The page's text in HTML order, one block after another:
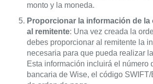
monto y la moneda.
Proporcionar la información de la
al remitente: Una vez creada la
debes proporcionar al remitente la
necesaria para que pueda realizar
Esta información incluirá el número
bancaria de Wise, el código